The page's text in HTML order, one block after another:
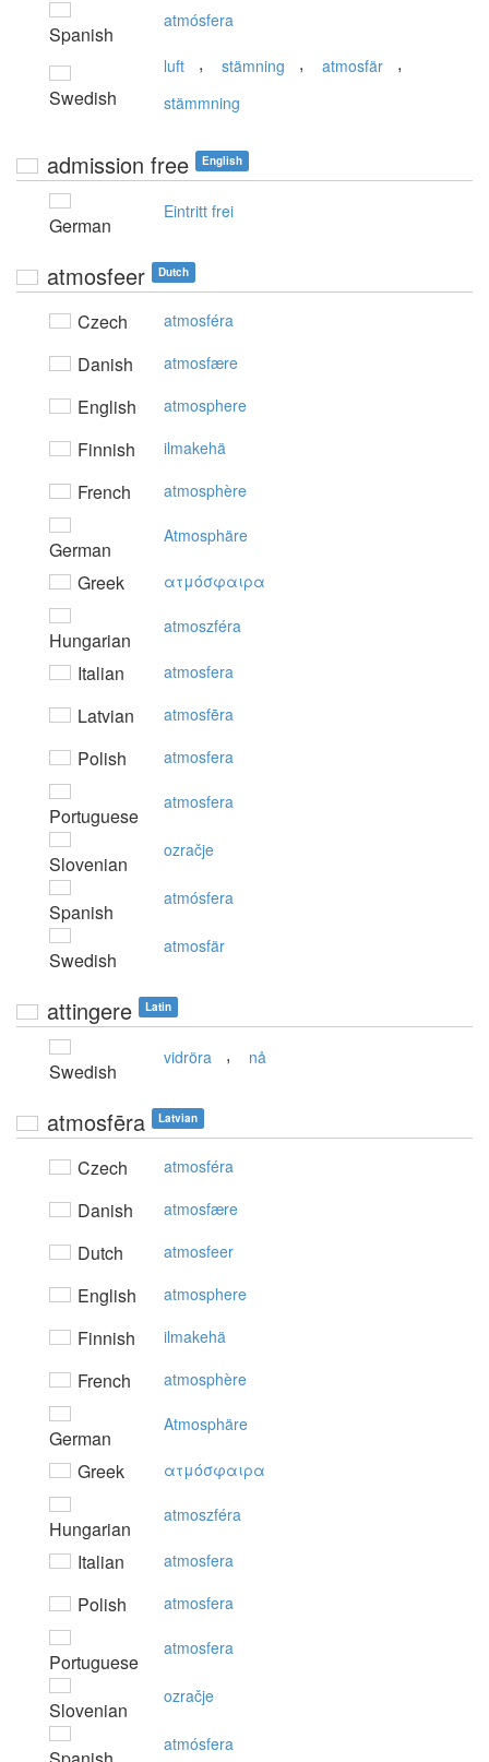
Spanish
atmósfera
Swedish
luft , stämning , atmosfär ,
stämmning
admission free English
German
Eintritt frei
atmosfeer Dutch
Czech atmosféra
Danish atmosfære
English atmosphere
Finnish ilmakehä
French atmosphère
German
Atmosphäre
Greek ατμόσφαιρα
Hungarian
atmoszféra
Italian atmosfera
Latvian atmosfēra
Polish atmosfera
Portuguese
atmosfera
Slovenian
ozračje
Spanish
atmósfera
Swedish
atmosfär
attingere Latin
Swedish
vidröra , nå
atmosfēra Latvian
Czech atmosféra
Danish atmosfære
Dutch atmosfeer
English atmosphere
Finnish ilmakehä
French atmosphère
German
Atmosphäre
Greek ατμόσφαιρα
Hungarian
atmoszféra
Italian atmosfera
Polish atmosfera
Portuguese
atmosfera
Slovenian
ozračje
atmósfera